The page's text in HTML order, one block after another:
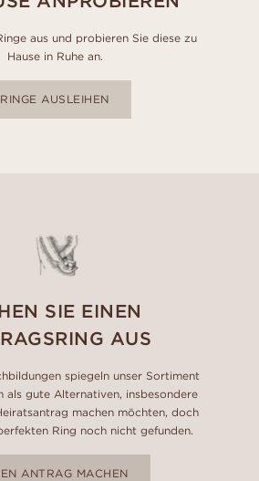
aus und probieren Sie diese zu
Hause in Ruhe an.
RINGE AUSLEIHEN
SIE EINEN
AUS
spiegeln unser Sortiment
als gute Alternativen, insbesondere
machen möchten, doch
Ring noch nicht gefunden.
ANTRAG MACHEN